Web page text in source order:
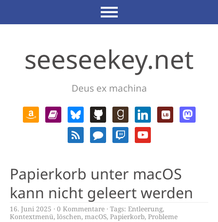
seeseekey.net
Deus ex machina
Papierkorb unter macOS
kann nicht geleert werden
16. Juni 2025 0 Kommentare Tags: Entleerung,
Kontextmenü, löschen, macOS, Papierkorb, Probleme